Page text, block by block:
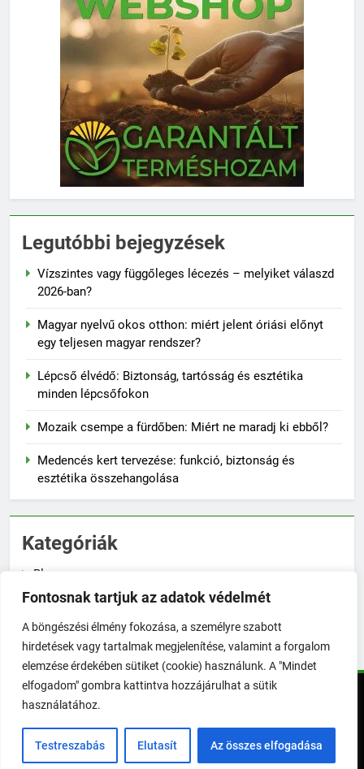
Fontosnak tartjuk az adatok védelmét
A böngészési élmény fokozása, a személyre szabott
hirdetések vagy tartalmak megjelenítése, valamint a forgalom
elemzése érdekében sütiket (cookie) használunk. A "Mindet
elfogadom" gombra kattintva hozzájárulhat a sütik
használatához.
Testreszabás Elutasít Az összes elfogadása
Legutóbbi bejegyzések
Vízszintes vagy függőleges lécezés – melyiket válaszd
2026-ban?
Magyar nyelvű okos otthon: miért jelent óriási előnyt
egy teljesen magyar rendszer?
Lépcső élvédő: Biztonság, tartósság és esztétika
minden lépcsőfokon
Mozaik csempe a fürdőben: Miért ne maradj ki ebből?
Medencés kert tervezése: funkció, biztonság és
esztétika összehangolása
Kategóriák
Blog
Növénygondozás
Zöldségtermesztés
TökéletesKert © Minden jog fenntartva! | 2026. Powered By
Impresszum Üzenetküldés